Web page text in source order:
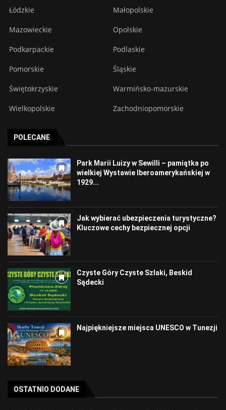
Łódzkie Małopolskie
Mazowieckie Opolskie
Podkarpackie Podlaskie
Pomorskie Śląskie
Świętokrzyskie Warmińsko-mazurskie
Wielkopolskie Zachodniopomorskie
POLECANE
Park Marii Luizy w Sewilli – pamiątka po
wielkiej Wystawie Iberoamerykańskiej w
1929...
Jak wybierać ubezpieczenia turystyczne?
Kluczowe cechy bezpiecznej opcji
Czyste Góry Czyste Szlaki, Beskid
Sądecki
Najpiękniejsze miejsca UNESCO w Tunezji
OSTATNIO DODANE